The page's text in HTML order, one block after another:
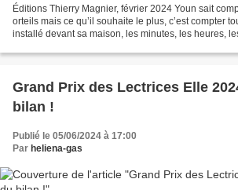
Éditions Thierry Magnier, février 2024 Youn sait
orteils mais ce qu’il souhaite le plus, c’est compter
installé devant sa maison, les minutes, les heures,
Grand Prix des Lectrices Elle
bilan !
Publié le 05/06/2024 à 17:00
Par heliena-gas